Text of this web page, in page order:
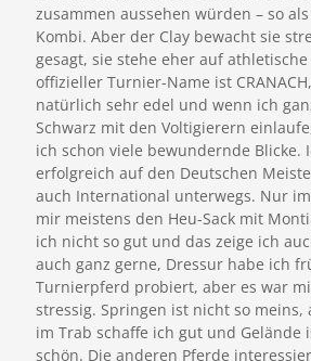
zusammen aussehen würden – so
Kombi. Aber der Clay bewacht sie
gesagt, sie stehe eher auf
offizieller Turnier-Name ist
natürlich sehr edel und wenn ich
Schwarz mit den Voltigierern
ich schon viele bewundernde Blicke.
erfolgreich auf den Deutschen
auch International unterwegs. Nur
mir meistens den Heu-Sack mit
ich nicht so gut und das zeige ich
auch ganz gerne, Dressur habe ich
Turnierpferd probiert, aber es war
stressig. Springen ist nicht so meins,
im Trab schaffe ich gut und Gelände
schön. Die anderen Pferde